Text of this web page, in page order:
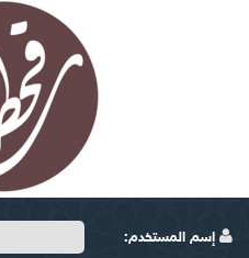
إسم المستخدم: